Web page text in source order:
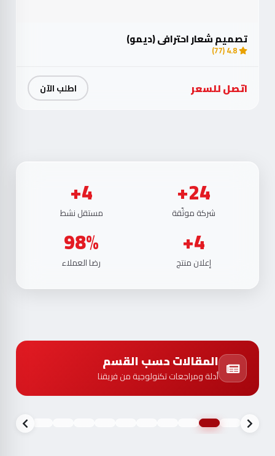
تصميم شعار احترافي (ديمو)
4.8 (77)
اتصل للسعر اطلب الآن
24+
شركة موثّقة
4+
مستقل نشط
4+
إعلان منتج
98%
رضا العملاء
المقالات حسب القسم
أدلة ومراجعات تكنولوجية من فريقنا